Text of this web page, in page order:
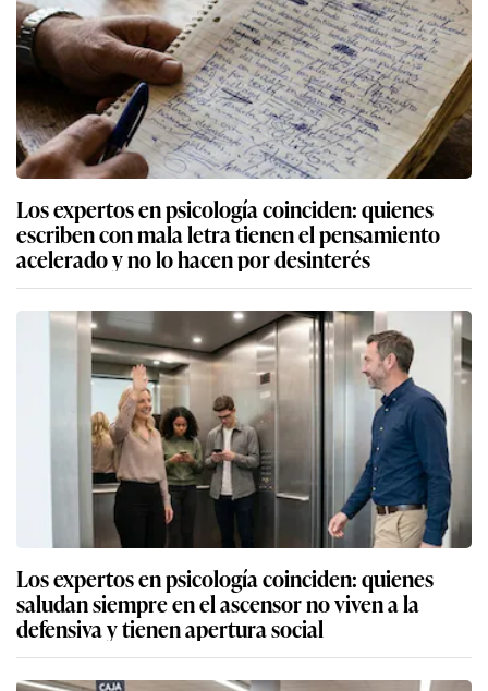
Los expertos en psicología coinciden: quienes
escriben con mala letra tienen el pensamiento
acelerado y no lo hacen por desinterés
Los expertos en psicología coinciden: quienes
saludan siempre en el ascensor no viven a la
defensiva y tienen apertura social